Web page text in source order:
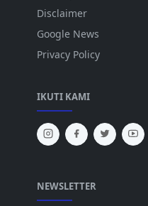
Disclaimer
Google News
Privacy Policy
IKUTI KAMI
NEWSLETTER